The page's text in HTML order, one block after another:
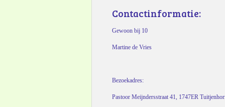
Contactinformatie:
Gewoon bij 10
Martine de Vries
Bezoekadres:
Pastoor Meijndersstraat 41, 1747ER